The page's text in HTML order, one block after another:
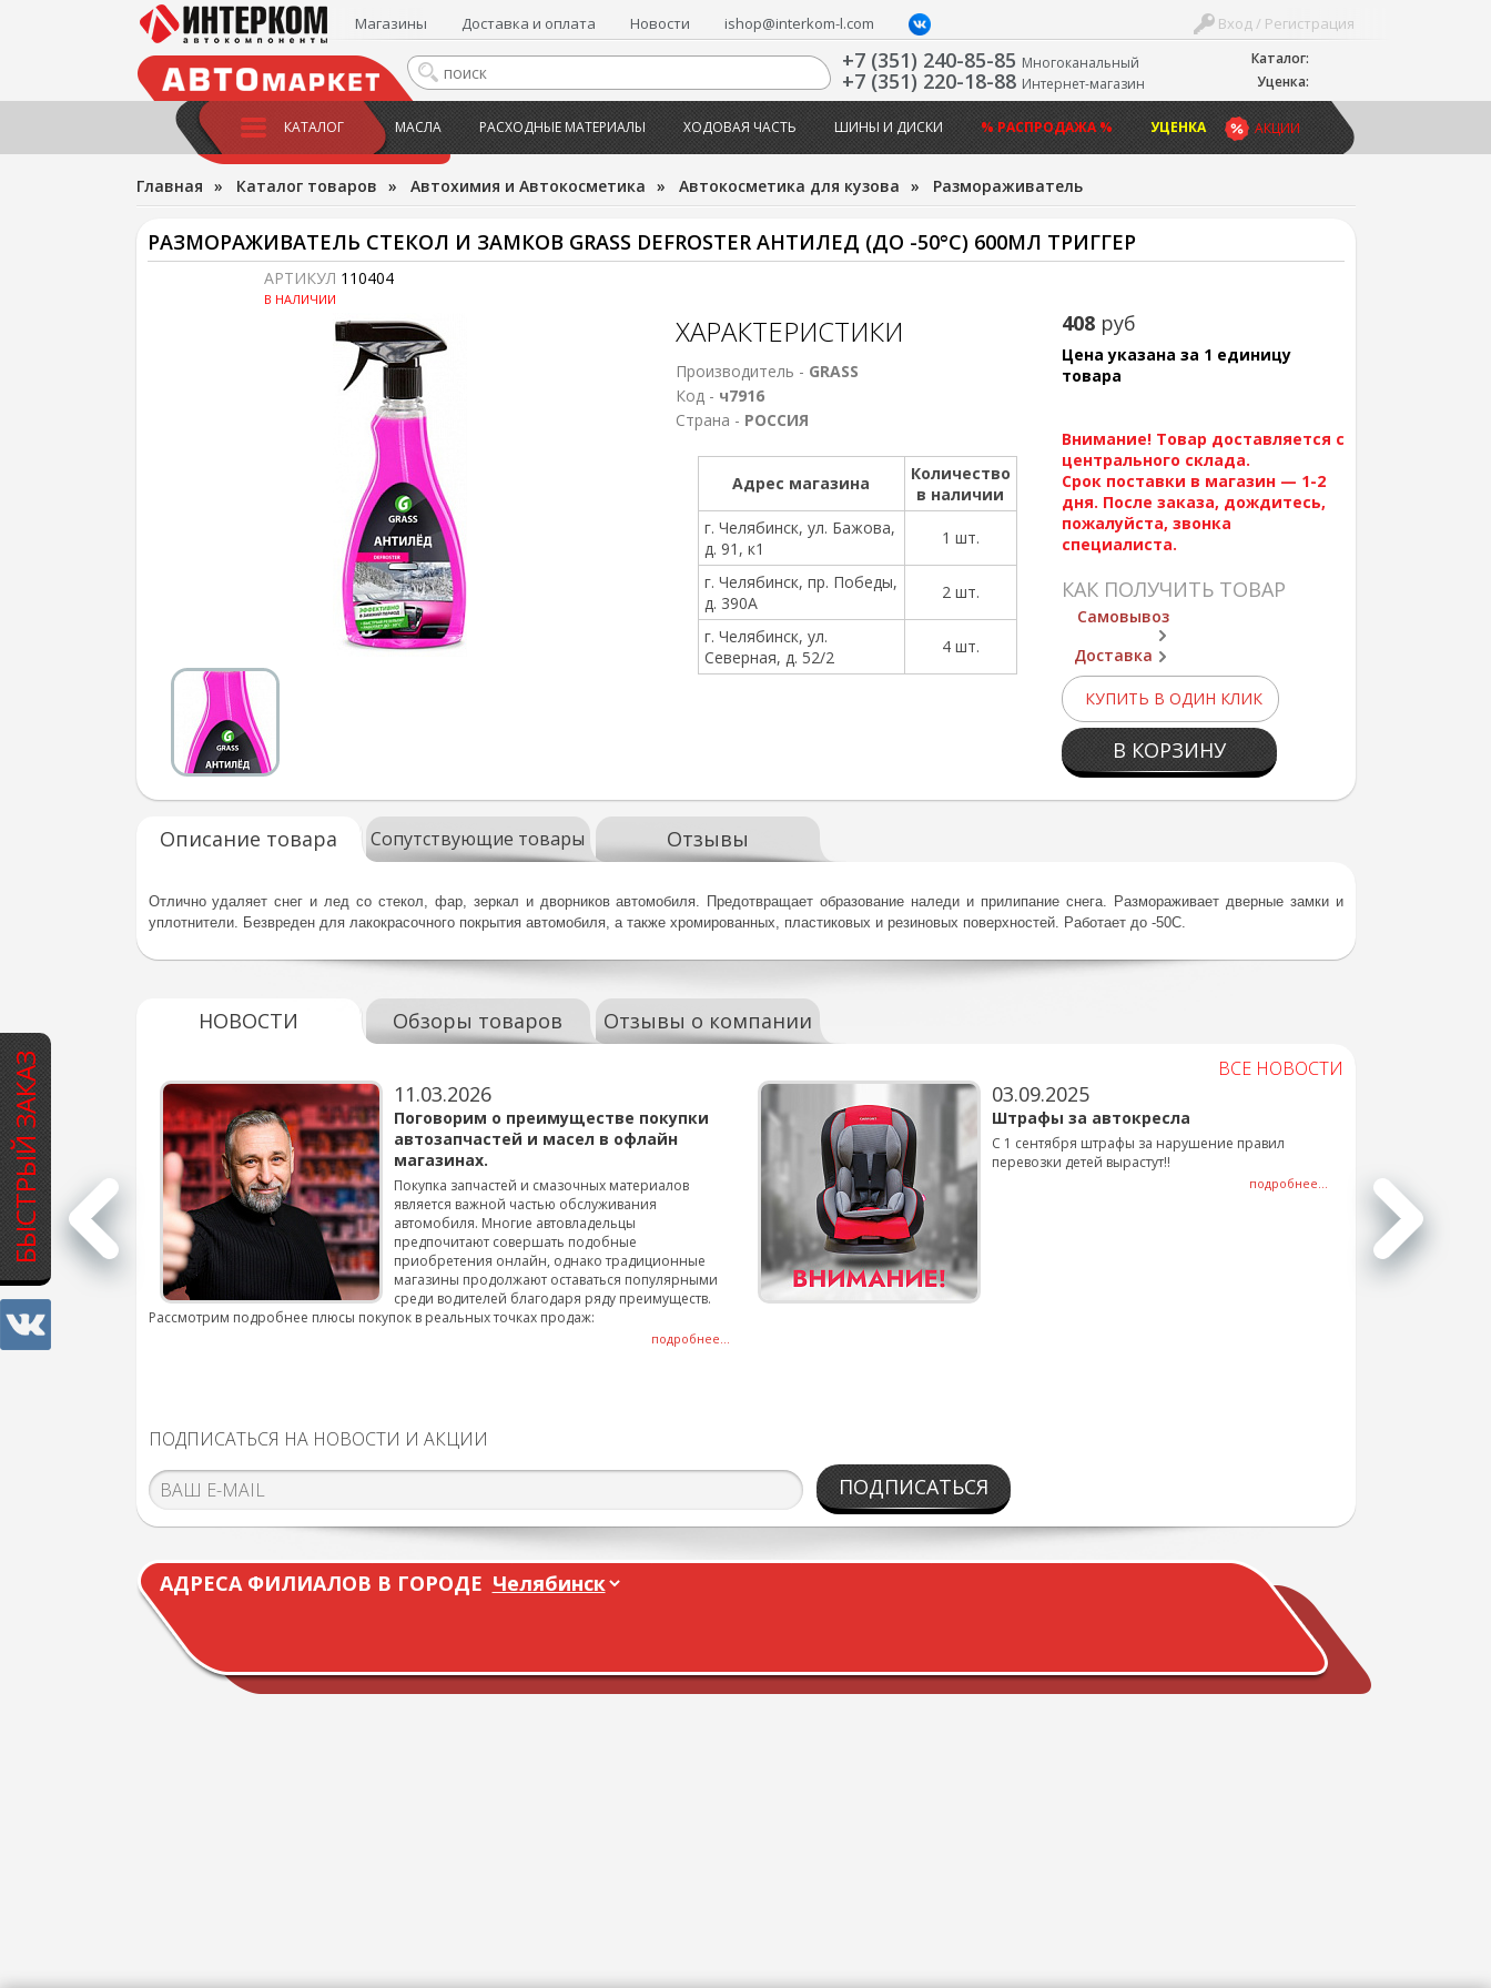
БЫСТРЫЙ ЗАКАЗ
Каталог:
Уценка:
Вход / Регистрация
Магазины Доставка и оплата Новости ishop@interkom-l.com
+7 (351) 240-85-85 Многоканальный
+7 (351) 220-18-88 Интернет-магазин
АКЦИИ
КАТАЛОГ МАСЛА РАСХОДНЫЕ МАТЕРИАЛЫ ХОДОВАЯ ЧАСТЬ ШИНЫ И ДИСКИ % РАСПРОДАЖА % УЦЕНКА
Главная » Каталог товаров » Автохимия и Автокосметика » Автокосметика для кузова » Размораживатель
РАЗМОРАЖИВАТЕЛЬ СТЕКОЛ И ЗАМКОВ GRASS DEFROSTER АНТИЛЕД (ДО -50°С) 600МЛ ТРИГГЕР
АРТИКУЛ 110404
В НАЛИЧИИ
408 руб
Цена указана за 1 единицу
товара
Внимание! Товар доставляется с
центрального склада.
Срок поставки в магазин — 1-2
дня. После заказа, дождитесь,
пожалуйста, звонка
специалиста.
КАК ПОЛУЧИТЬ ТОВАР
Самовывоз
Доставка
КУПИТЬ В ОДИН КЛИК
В КОРЗИНУ
ХАРАКТЕРИСТИКИ
Производитель - GRASS
Код - ч7916
Страна - РОССИЯ
Адрес магазина
Количество
в наличии
г. Челябинск, ул. Бажова,
д. 91, к1
1 шт.
г. Челябинск, пр. Победы,
д. 390А
2 шт.
г. Челябинск, ул.
Северная, д. 52/2
4 шт.
Описание товара Сопутствующие товары Отзывы
Отлично удаляет снег и лед со стекол, фар, зеркал и дворников автомобиля. Предотвращает образование наледи и прилипание снега. Размораживает дверные замки и
уплотнители. Безвреден для лакокрасочного покрытия автомобиля, а также хромированных, пластиковых и резиновых поверхностей. Работает до -50С.
НОВОСТИ Обзоры товаров Отзывы о компании
ВСЕ НОВОСТИ
для
смены шин на
подробнее...
11.03.2026
Поговорим о преимуществе покупки
автозапчастей и масел в офлайн
магазинах.
Покупка запчастей и смазочных материалов
является важной частью обслуживания
автомобиля. Многие автовладельцы
предпочитают совершать подобные
приобретения онлайн, однако традиционные
магазины продолжают оставаться популярными
среди водителей благодаря ряду преимуществ.
Рассмотрим подробнее плюсы покупок в реальных точках продаж:
подробнее...
03.09.2025
Штрафы за автокресла
С 1 сентября штрафы за нарушение правил
перевозки детей вырастут!!
подробнее...
ПОДПИСАТЬСЯ НА НОВОСТИ И АКЦИИ
ПОДПИСАТЬСЯ
АДРЕСА ФИЛИАЛОВ В ГОРОДЕ